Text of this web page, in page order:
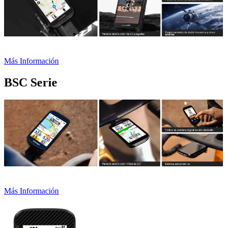
Más Información
BSC Serie
Más Información